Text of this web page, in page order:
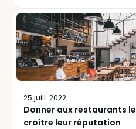
25 juill. 2022
Donner aux restaurants
croître leur réputation